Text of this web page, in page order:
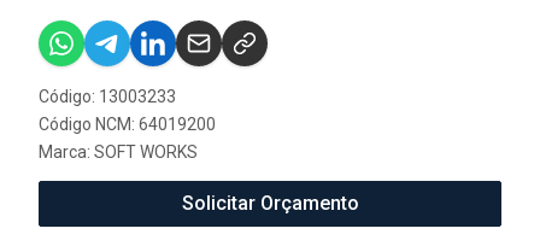
Código: 13003233
Código NCM: 64019200
Marca: SOFT WORKS
Solicitar Orçamento